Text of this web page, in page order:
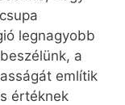
legnagyobb
a
említik
értéknek